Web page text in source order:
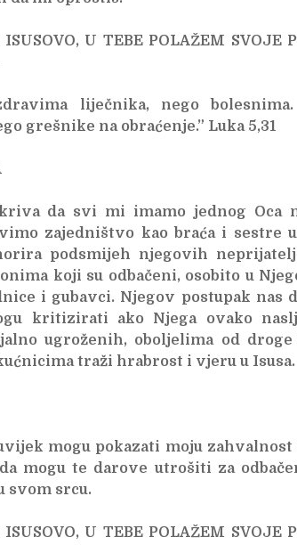
ISUSOVO, U TEBE POLAŽEM
liječnika, nego
grešnike na obraćenje.” Luka 5,31
da svi mi imamo jednog Oca
zajedništvo kao braća i sestre
podsmijeh njegovih
koji su odbačeni, osobito u
i gubavci. Njegov postupak nas
kritizirati ako Njega ovako
ugroženih, oboljelima od
traži hrabrost i vjeru u Isusa.
mogu pokazati moju
mogu te darove utrošiti za
svom srcu.
ISUSOVO, U TEBE POLAŽEM